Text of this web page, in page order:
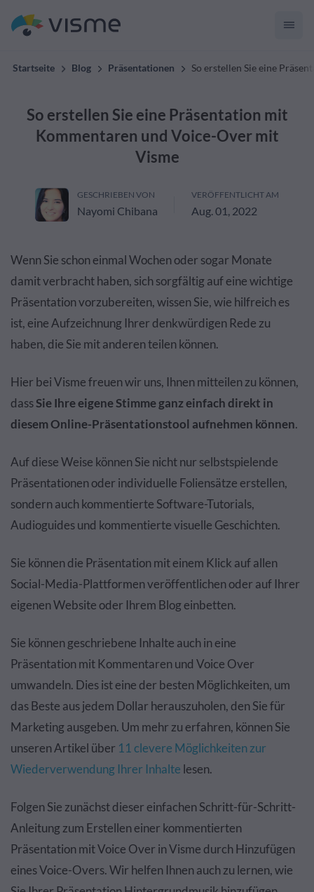
Startseite Blog Präsentationen So erstellen Sie eine
So erstellen Sie eine Präsentation mit
Kommentaren und Voice-Over mit
Visme
GESCHRIEBEN VON
Nayomi Chibana
VERÖFFENTLICHT AM
Aug. 01, 2022
Wenn Sie schon einmal Wochen oder sogar Monate
damit verbracht haben, sich sorgfältig auf eine wichtige
Präsentation vorzubereiten, wissen Sie, wie hilfreich es
ist, eine Aufzeichnung Ihrer denkwürdigen Rede zu
haben, die Sie mit anderen teilen können.
Hier bei Visme freuen wir uns, Ihnen mitteilen zu können,
dassSie Ihre eigene Stimme ganz einfach direkt in
diesem Online-Präsentationstool aufnehmen können.
Auf diese Weise können Sie nicht nur selbstspielende
Präsentationen oder individuelle Foliensätze erstellen,
sondern auch kommentierte Software-Tutorials,
Audioguides und kommentierte visuelle Geschichten.
Sie können die Präsentation mit einem Klick auf allen
Social-Media-Plattformen veröffentlichen oder auf Ihrer
eigenen Website oder Ihrem Blog einbetten.
Sie können geschriebene Inhalte auch in eine
Präsentation mit Kommentaren und Voice Over
umwandeln. Dies ist eine der besten Möglichkeiten, um
das Beste aus jedem Dollar herauszuholen, den Sie für
Marketing ausgeben. Um mehr zu erfahren, können Sie
unseren Artikel über 11 clevere Möglichkeiten zur
Wiederverwendung Ihrer Inhalte lesen.
Folgen Sie zunächst dieser einfachen Schritt-für-Schritt-
Anleitung zum Erstellen einer kommentierten
Präsentation mit Voice Over in Visme durch Hinzufügen
eines Voice-Overs. Wir helfen Ihnen auch zu lernen, wie